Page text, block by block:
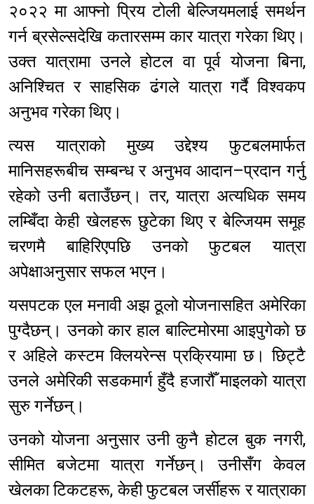
२०२२ मा आफ्नो प्रिय टोली बेल्जियमलाई समर्थन
गर्न ब्रसेल्सदेखि कतारसम्म कार यात्रा गरेका थिए।
उक्त यात्रामा उनले होटल वा पूर्व योजना बिना,
अनिश्चित र साहसिक ढंगले यात्रा गर्दै विश्वकप
अनुभव गरेका थिए।
त्यस यात्राको मुख्य उद्देश्य फुटबलमार्फत
मानिसहरूबीच सम्बन्ध र अनुभव आदान–प्रदान गर्नु
रहेको उनी बताउँछन्। तर, यात्रा अत्यधिक समय
लम्बिँदा केही खेलहरू छुटेका थिए र बेल्जियम समूह
चरणमै बाहिरिएपछि उनको फुटबल यात्रा
अपेक्षाअनुसार सफल भएन।
यसपटक एल मनावी अझ ठूलो योजनासहित अमेरिका
पुग्दैछन्। उनको कार हाल बाल्टिमोरमा आइपुगेको छ
र अहिले कस्टम क्लियरेन्स प्रक्रियामा छ। छिट्टै
उनले अमेरिकी सडकमार्ग हुँदै हजारौँ माइलको यात्रा
सुरु गर्नेछन्।
उनको योजना अनुसार उनी कुनै होटल बुक नगरी,
सीमित बजेटमा यात्रा गर्नेछन्। उनीसँग केवल
खेलका टिकटहरू, केही फुटबल जर्सीहरू र यात्राका